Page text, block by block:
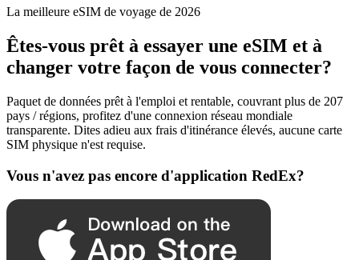
La meilleure eSIM de voyage de 2026
Êtes-vous prêt à essayer une eSIM et à
changer votre façon de vous connecter?
Paquet de données prêt à l'emploi et rentable, couvrant plus de 207
pays / régions, profitez d'une connexion réseau mondiale
transparente. Dites adieu aux frais d'itinérance élevés, aucune carte
SIM physique n'est requise.
Vous n'avez pas encore d'application RedEx?